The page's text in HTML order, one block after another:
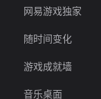
网易游戏独家
随时间变化
游戏成就墙
音乐桌面